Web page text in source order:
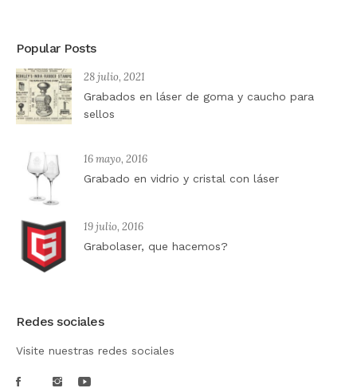
Popular Posts
28 julio, 2021
Grabados en láser de goma y caucho para
sellos
16 mayo, 2016
Grabado en vidrio y cristal con láser
19 julio, 2016
Grabolaser, que hacemos?
Redes sociales
Visite nuestras redes sociales